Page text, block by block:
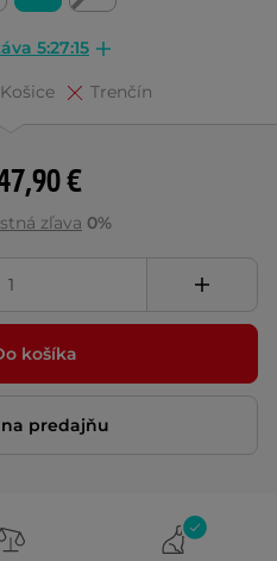
5:27:14
Košice Trenčín
€
zľava 0%
košíka
predajňu